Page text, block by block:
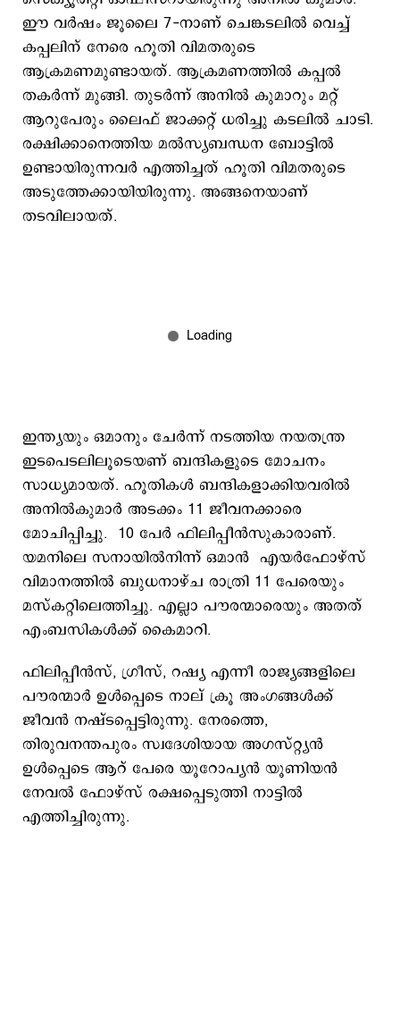
ഈ വർഷം ജൂലൈ 7-നാണ് ചെങ്കടലിൽ വെച്ച്
കപ്പലിന് നേരെ ഹൂതി വിമതരുടെ
ആക്രമണമുണ്ടായത്. ആക്രമണത്തിൽ കപ്പൽ
തകർന്ന് മുങ്ങി. തുടർന്ന് അനിൽ കുമാറും മറ്റ്
ആറുപേരും ലൈഫ് ജാക്കറ്റ് ധരിച്ചു കടലിൽ ചാടി.
രക്ഷിക്കാനെത്തിയ മൽസ്യബന്ധന ബോട്ടിൽ
ഉണ്ടായിരുന്നവർ എത്തിച്ചത് ഹൂതി വിമതരുടെ
അടുത്തേക്കായിയിരുന്നു. അങ്ങനെയാണ്
തടവിലായത്.
ഇന്ത്യയും ഒമാനും ചേർന്ന് നടത്തിയ നയതന്ത്ര
ഇടപെടലിലൂടെയണ് ബന്ദികളുടെ മോചനം
സാധ്യമായത്. ഹൂതികൾ ബന്ദികളാക്കിയവരിൽ
അനിൽകുമാർ അടക്കം 11 ജീവനക്കാരെ
മോചിപ്പിച്ചു. 10 പേർ ഫിലിപ്പീൻസുകാരാണ്.
യമനിലെ സനായിൽനിന്ന് ഒമാൻ എയർഫോഴ്സ്
വിമാനത്തിൽ ബുധനാഴ്ച രാത്രി 11 പേരെയും
മസ്കറ്റിലെത്തിച്ചു. എല്ലാ പൗരന്മാരെയും അതത്
എംബസികൾക്ക് കൈമാറി.
ഫിലിപ്പീൻസ്, ഗ്രീസ്, റഷ്യ എന്നീ രാജ്യങ്ങളിലെ
പൗരന്മാർ ഉൾപ്പെടെ നാല് ക്രൂ അംഗങ്ങൾക്ക്
ജീവൻ നഷ്ടപ്പെട്ടിരുന്നു. നേരത്തെ,
തിരുവനന്തപുരം സ്വദേശിയായ അഗസ്റ്റ്യൻ
ഉൾപ്പെടെ ആറ് പേരെ യൂറോപ്യൻ യൂണിയൻ
നേവൽ ഫോഴ്സ് രക്ഷപ്പെടുത്തി നാട്ടിൽ
എത്തിച്ചിരുന്നു.